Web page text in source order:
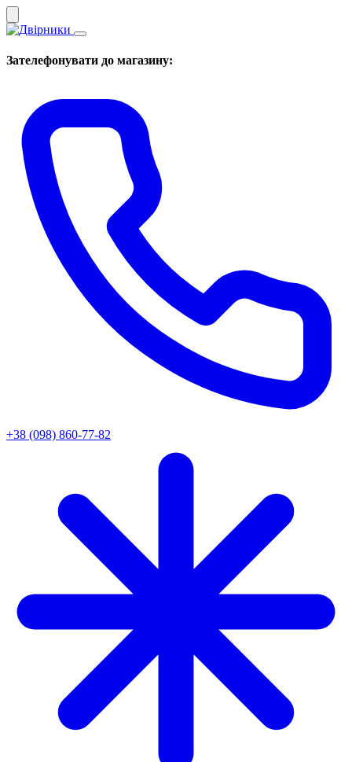
Зателефонувати до магазину:
+38 (098) 860-77-82